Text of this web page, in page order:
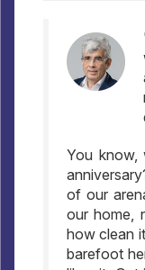
You know,
of our
our home,
how clean
barefoot